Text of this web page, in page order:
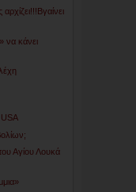
να κάνει
Αγίου Λουκά